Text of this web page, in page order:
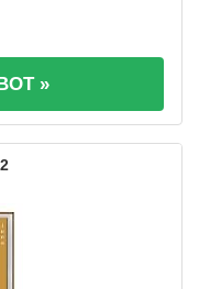
»
2